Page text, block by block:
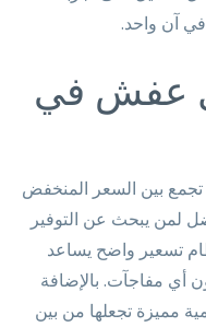
في آن واحد.
عفش في
تجمع بين السعر المنخفض
لمن يبحث عن التوفير
تسعير واضح يساعد
أي مفاجآت. بالإضافة
مميزة تجعلها من بين